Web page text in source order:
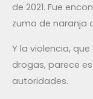
de 2021. Fue
zumo de naranja
Y la violencia,
drogas, parece
autoridades.